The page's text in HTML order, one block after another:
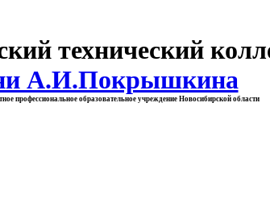
технический
А.И.Покрышкина
профессиональное образовательное учреждение Новосибирской области